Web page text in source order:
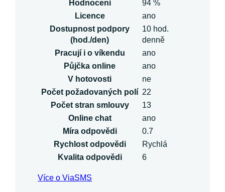
Hodnocení
94 %
Licence
ano
Dostupnost podpory
(hod./den)
10 hod.
denně
Pracují i o víkendu
ano
Půjčka online
ano
V hotovosti
ne
Počet požadovaných polí 22
Počet stran smlouvy
13
Online chat
ano
Míra odpovědi
0.7
Rychlost odpovědi
Rychlá
Kvalita odpovědi
6
Více o ViaSMS